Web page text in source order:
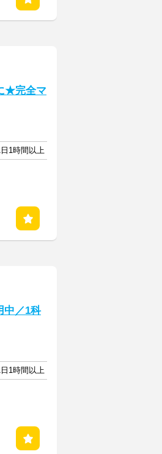
★完全マ
1時間以上
中／1科
1時間以上